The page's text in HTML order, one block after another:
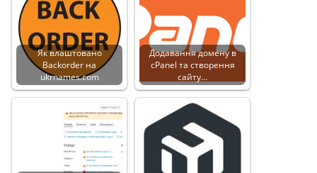
Як влаштовано
Backorder на
ukrnames.com
Додавання домену в
cPanel та створення
сайту…